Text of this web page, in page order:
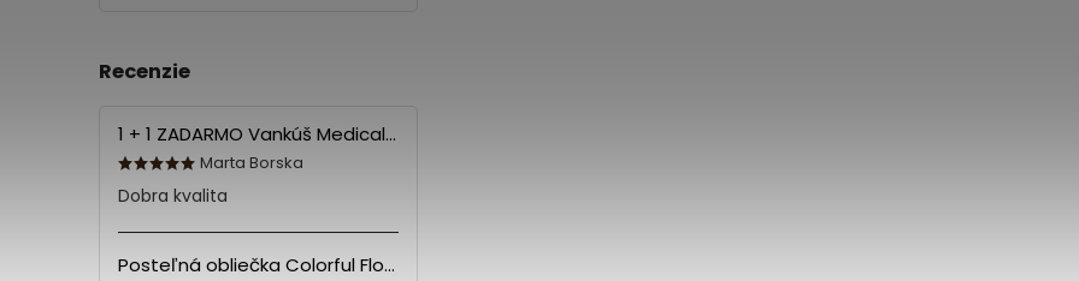
Recenzie
1 + 1 ZADARMO Vankúš Medical 70x90 cm
Marta Borska
Dobra kvalita
Posteľná obliečka Colorful Flowers Modrá 140x200/70x90 cm